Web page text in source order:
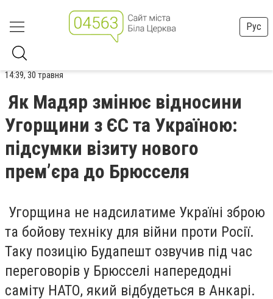
Рус
14:39, 30 травня
Як Мадяр змінює відносини
Угорщини з ЄС та Україною:
підсумки візиту нового
прем’єра до Брюсселя
Угорщина не надсилатиме Україні зброю
та бойову техніку для війни проти Росії.
Таку позицію Будапешт озвучив під час
переговорів у Брюсселі напередодні
саміту НАТО, який відбудеться в Анкарі.